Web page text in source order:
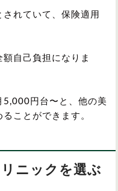
れていて、保険適用
自己負担になりま
5,000円台〜と、他の美
ことができます。
ニックを選ぶ